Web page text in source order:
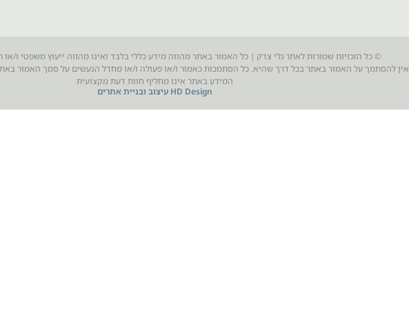
© כל הזכויות שמורות לאתר גלי צדק | כל האמור באתר מהווה מידע כללי בלבד ואינו מהווה ייעוץ משפטי ו/או
אין להסתמך על האמור באתר בכל דרך שהיא. כל הסתמכות כאמור ו/או פעולה ו/או מחדל הנעשים על סמך האמור
המידע באתר אינו מחליף חוות דעת מקצועית
HD Design עיצוב ובניית אתרים